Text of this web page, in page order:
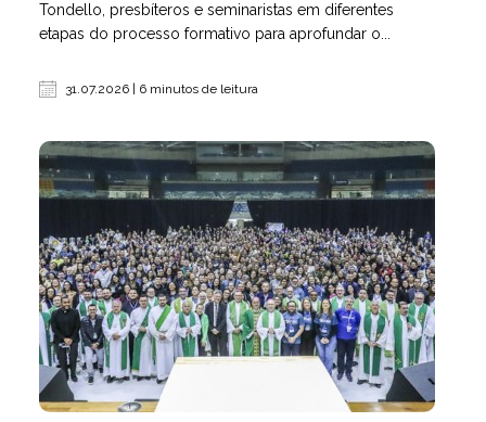
Tondello, presbíteros e seminaristas em diferentes
etapas do processo formativo para aprofundar o...
31.07.2026 | 6 minutos de leitura